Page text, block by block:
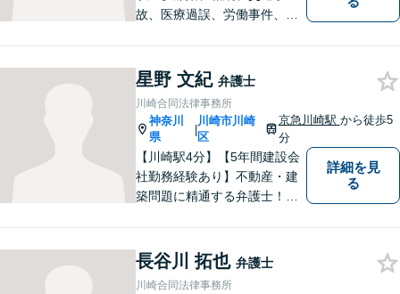
故、医療過誤、労働事件、会
皆様を守れるよう尽力してい
ます。人権を守りながら社会
の役に立つことがやりがいで
す。【後払いOK】
星野 文紀 弁護士
川崎合同法律事務所
神奈川
県
|
川崎市川崎
区
京急川崎駅 から徒歩5
分
【川崎駅4分】【5年間建設会
社勤務経験あり】不動産・建
築問題に精通する弁護士！依
ってきた知見と交渉力で、納
得の解決を目指します！【弁
詳細を見
る
長谷川 拓也 弁護士
川崎合同法律事務所